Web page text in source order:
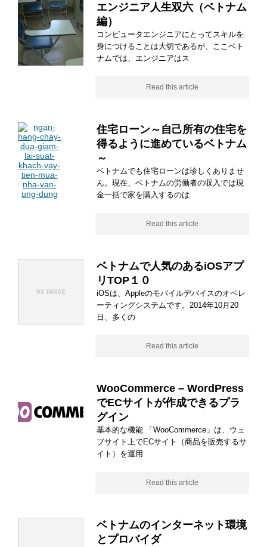
エンジニア人生双六（ベトナム
編）
コンピュータエンジニアにとってスキルを
身につけることは大切であるが、ここベト
ナムでは、エンジニアはス
Read this article
住宅ローン～自己所有の住宅を
得るように進めているベトナム
～
ベトナムでも住宅ローンは珍しくありませ
ん。現在、ベトナムの労働者の収入では現
金一括で家を購入するのは
Read this article
ベトナムで人気のあるiOSアプ
リTOP１０
iOSは、Appleのモバイルデバイスのオペレ
ーティングシステムです。2014年10月20
日、多くの
Read this article
WooCommerce – WordPress
でECサイトが作成できるプラ
グイン
基本的な機能 「WooCommerce」は、ウェ
ブサイト上でECサイト（商品を販売するサ
イト）を運用
Read this article
ベトナムのインターネット環境
とプロバイダ